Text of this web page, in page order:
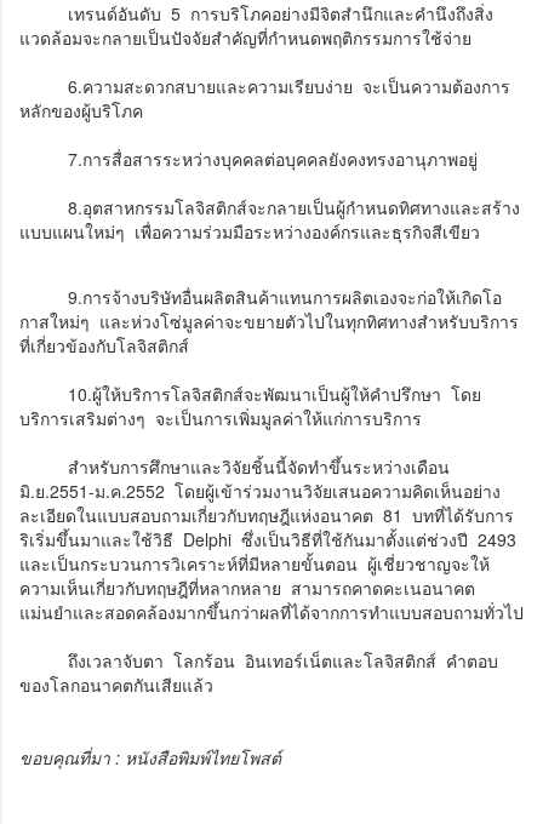
เทรนด์อันดับ 5 การบริโภคอย่างมีจิตสำนึกและคำนึงถึงสิ่ง
แวดล้อมจะกลายเป็นปัจจัยสำคัญที่กำหนดพฤติกรรมการใช้จ่าย
6.ความสะดวกสบายและความเรียบง่าย จะเป็นความต้องการ
หลักของผู้บริโภค
7.การสื่อสารระหว่างบุคคลต่อบุคคลยังคงทรงอานุภาพอยู่
8.อุตสาหกรรมโลจิสติกส์จะกลายเป็นผู้กำหนดทิศทางและสร้าง
แบบแผนใหม่ๆ เพื่อความร่วมมือระหว่างองค์กรและธุรกิจสีเขียว
9.การจ้างบริษัทอื่นผลิตสินค้าแทนการผลิตเองจะก่อให้เกิดโอ
กาสใหม่ๆ และห่วงโซ่มูลค่าจะขยายตัวไปในทุกทิศทางสำหรับบริการ
ที่เกี่ยวข้องกับโลจิสติกส์
10.ผู้ให้บริการโลจิสติกส์จะพัฒนาเป็นผู้ให้คำปรึกษา โดย
บริการเสริมต่างๆ จะเป็นการเพิ่มมูลค่าให้แก่การบริการ
สำหรับการศึกษาและวิจัยชิ้นนี้จัดทำขึ้นระหว่างเดือน
มิ.ย.2551-ม.ค.2552 โดยผู้เข้าร่วมงานวิจัยเสนอความคิดเห็นอย่าง
ละเอียดในแบบสอบถามเกี่ยวกับทฤษฎีแห่งอนาคต 81 บทที่ได้รับการ
ริเริ่มขึ้นมาและใช้วิธี Delphi ซึ่งเป็นวิธีที่ใช้กันมาตั้งแต่ช่วงปี 2493
และเป็นกระบวนการวิเคราะห์ที่มีหลายขั้นตอน ผู้เชี่ยวชาญจะให้
ความเห็นเกี่ยวกับทฤษฎีที่หลากหลาย สามารถคาดคะเนอนาคต
แม่นยำและสอดคล้องมากขึ้นกว่าผลที่ได้จากการทำแบบสอบถามทั่วไป
ถึงเวลาจับตา โลกร้อน อินเทอร์เน็ตและโลจิสติกส์ คำตอบ
ของโลกอนาคตกันเสียแล้ว
ขอบคุณที่มา : หนังสือพิมพ์ไทยโพสต์